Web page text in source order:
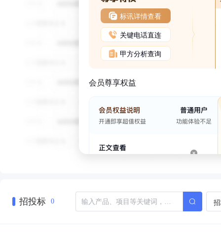
标讯详情查看
关键电话直连
甲方分析查询
会员尊享权益
招投标 0